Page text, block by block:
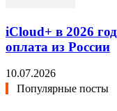
iCloud+ в 2026
оплата из России
10.07.2026
Популярные посты